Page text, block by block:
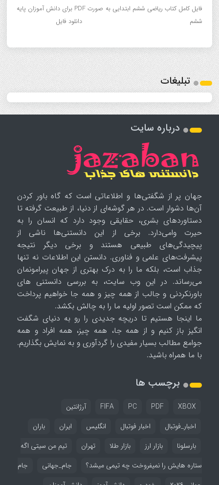
فایل کامل کتاب ریاضی ششم ابتدایی به صورت PDF برای دانش آموزان پایه
ششم دانلود فایل
تبلیغات
درباره سایت
جهان پر از شگفتی‌ها و اطلاعاتی است که گاه باور کردن
آن‌ها دشوار است. در هر گوشه‌ای از دنیا، از طبیعت گرفته تا
دستاوردهای بشری، حقایقی وجود دارد که انسان را به
حیرت وامی‌دارد. برخی از این دانستنی‌ها ناشی از
پیچیدگی‌های طبیعی هستند و برخی دیگر نتیجه
پیشرفت‌های علمی و فناوری. دانستن این اطلاعات نه تنها
جذاب است، بلکه ما را به درک بهتری از جهان پیرامونمان
می‌رساند. در این وب سایت، به بررسی دانستنی های
باورنکردنی و جالب از همه چیز و همه جا خواهیم پرداخت
که ممکن است تصور اولیه ما را به چالش بکشد.
ما اینجا هستیم تا دریچه جدیدی را رو به دنیای شگفت
انگیز باز کنیم و از همه جا، همه چیز، همه افراد و همه
جوامع مطالب بسیار مفیدی را گردآوری و به نمایش بگذاریم.
با ما همراه باشید.
برچسب ها
FIFA PC PDF XBOX
آرژانتین
اخبار_فوتبال
اخبار فوتبال انگلیس ایران
باران
بارسلونا
بازار ارز بازار طلا تهران
تیم من سیتی اگه
ستاره هایش را نمیفروخت چه تیمی میشد؟
جام_جهانی
جام